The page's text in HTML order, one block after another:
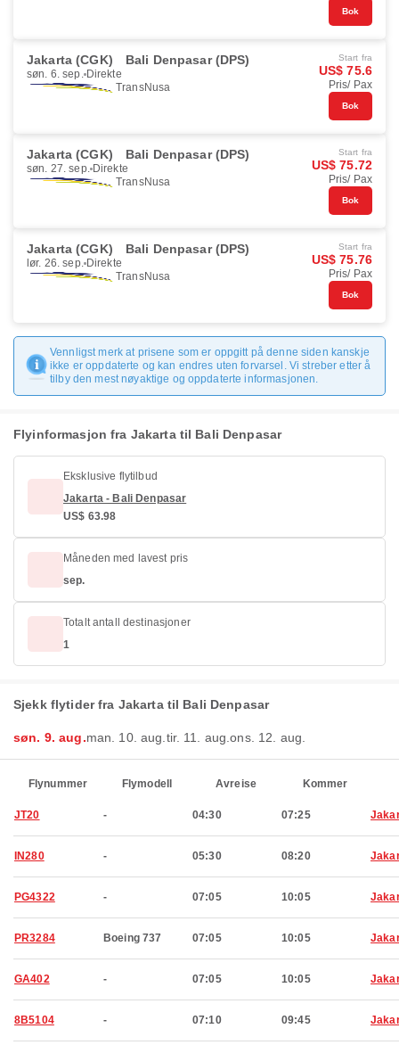
Bok
Jakarta (CGK) Bali Denpasar (DPS)
søn. 6. sep. Direkte
TransNusa
Start fra
US$ 75.6
Pris/ Pax
Bok
Jakarta (CGK) Bali Denpasar (DPS)
søn. 27. sep. Direkte
TransNusa
Start fra
US$ 75.72
Pris/ Pax
Bok
Jakarta (CGK) Bali Denpasar (DPS)
lør. 26. sep. Direkte
TransNusa
Start fra
US$ 75.76
Pris/ Pax
Bok
Vennligst merk at prisene som er oppgitt på denne siden kanskje
ikke er oppdaterte og kan endres uten forvarsel. Vi streber etter å
tilby den mest nøyaktige og oppdaterte informasjonen.
Flyinformasjon fra Jakarta til Bali Denpasar
Eksklusive flytilbud
Jakarta - Bali Denpasar
US$ 63.98
Måneden med lavest pris
sep.
Totalt antall destinasjoner
1
Sjekk flytider fra Jakarta til Bali Denpasar
søn. 9. aug.man. 10. aug. tir. 11. aug.ons. 12. aug.
Flynummer Flymodell Avreise Kommer
JT20 - 04:30 07:25
IN280 - 05:30 08:20
PG4322 - 07:05 10:05
PR3284 Boeing 737 07:05 10:05
GA402 - 07:05 10:05
8B5104 - 07:10 09:45